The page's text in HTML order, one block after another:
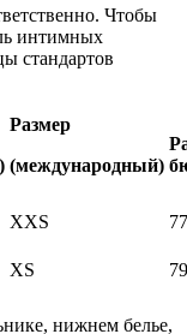
Чтобы
интимных
стандартов
Размер
(международный)
XXS
XS